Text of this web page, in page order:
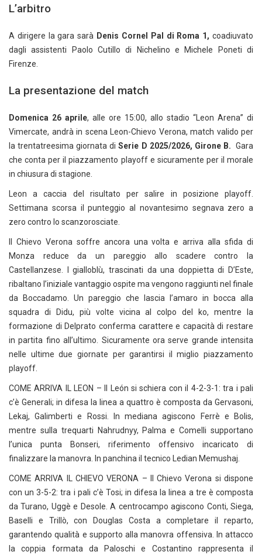
L’arbitro
A dirigere la gara sarà Denis Cornel Pal di Roma 1, coadiuvato
dagli assistenti Paolo Cutillo di Nichelino e Michele Poneti di
Firenze.
La presentazione del match
Domenica 26 aprile, alle ore 15:00, allo stadio “Leon Arena” di
Vimercate, andrà in scena Leon-Chievo Verona, match valido per
la trentatreesima giornata diSerie D 2025/2026, Girone B.Gara
che conta per il piazzamento playoff e sicuramente per il morale
in chiusura di stagione.
Leon a caccia del risultato per salire in posizione playoff.
Settimana scorsa il punteggio al novantesimo segnava zero a
zero contro lo scanzorosciate.
Il Chievo Verona soffre ancora una volta e arriva alla sfida di
Monza reduce da un pareggio allo scadere contro la
Castellanzese. I gialloblù, trascinati da una doppietta di D’Este,
ribaltano l’iniziale vantaggio ospite ma vengono raggiunti nel finale
da Boccadamo. Un pareggio che lascia l’amaro in bocca alla
squadra di Didu, più volte vicina al colpo del ko, mentre la
formazione di Delprato conferma carattere e capacità di restare
in partita fino all’ultimo. Sicuramente ora serve grande intensita
nelle ultime due giornate per garantirsi il miglio piazzamento
playoff.
COME ARRIVA IL LEON – Il León si schiera con il 4-2-3-1: tra i pali
c’è Generali; in difesa la linea a quattro è composta da Gervasoni,
Lekaj, Galimberti e Rossi. In mediana agiscono Ferrè e Bolis,
mentre sulla trequarti Nahrudnyy, Palma e Comelli supportano
l’unica punta Bonseri, riferimento offensivo incaricato di
finalizzare la manovra. In panchina il tecnico Ledian Memushaj.
COME ARRIVA IL CHIEVO VERONA – Il Chievo Verona si dispone
con un 3-5-2: tra i pali c’è Tosi; in difesa la linea a tre è composta
da Turano, Uggè e Desole. A centrocampo agiscono Conti, Siega,
Baselli e Trillò, con Douglas Costa a completare il reparto,
garantendo qualità e supporto alla manovra offensiva. In attacco
la coppia formata da Paloschi e Costantino rappresenta il